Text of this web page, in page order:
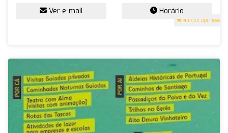
4.1 (93 opiniões)
Ver e-mail Horário